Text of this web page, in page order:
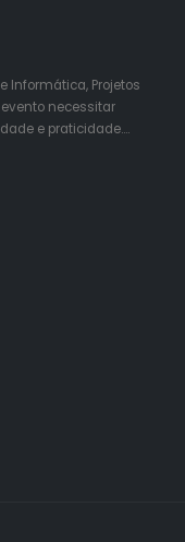
Informática, Projetos
necessitar
e praticidade….